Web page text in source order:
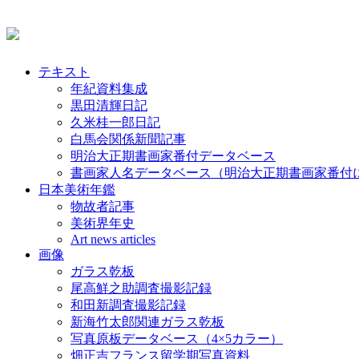
テキスト
年紀資料集成
黒田清輝日記
久米桂一郎日記
白馬会関係新聞記事
明治大正期書画家番付データベース
書画家人名データベース（明治大正期書画家番付
日本美術年鑑
物故者記事
美術界年史
Art news articles
画像
ガラス乾板
尾高鮮之助調査撮影記録
和田新調査撮影記録
新海竹太郎関連ガラス乾板
写真原板データベース（4×5カラー）
畑正吉フランス留学期写真資料